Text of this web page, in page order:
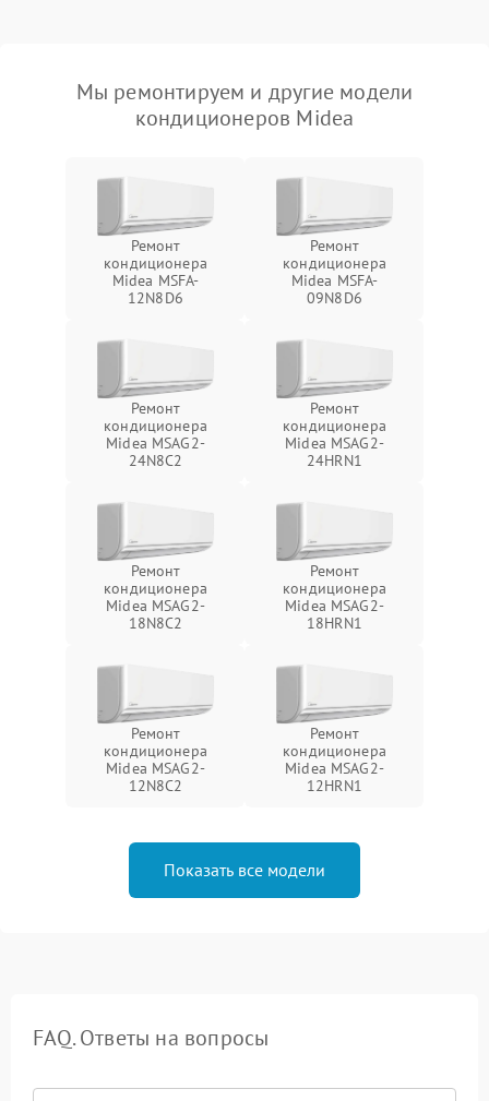
Мы ремонтируем и другие модели
кондиционеров Midea
Ремонт
кондиционера
Midea MSFA-
12N8D6
Ремонт
кондиционера
Midea MSFA-
09N8D6
Ремонт
кондиционера
Midea MSAG2-
24N8C2
Ремонт
кондиционера
Midea MSAG2-
24HRN1
Ремонт
кондиционера
Midea MSAG2-
18N8C2
Ремонт
кондиционера
Midea MSAG2-
18HRN1
Ремонт
кондиционера
Midea MSAG2-
12N8C2
Ремонт
кондиционера
Midea MSAG2-
12HRN1
Показать все модели
FAQ. Ответы на вопросы